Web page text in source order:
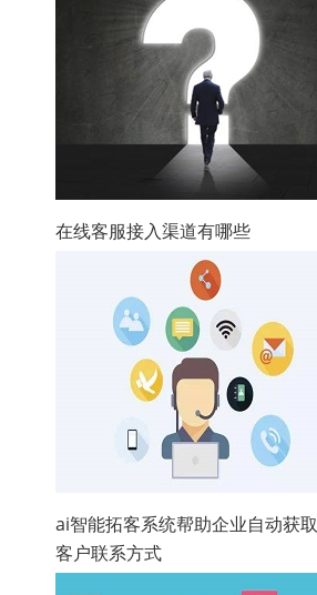
在线客服接入渠道有哪些
ai智能拓客系统帮助企业自动获取
客户联系方式